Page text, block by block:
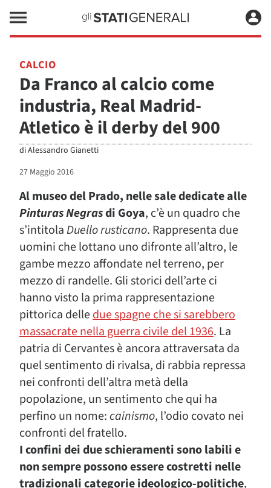
CALCIO
Da Franco al calcio come
industria, Real Madrid-
Atletico è il derby del 900
diAlessandro Gianetti
27 Maggio 2016
Al museo del Prado, nelle sale dedicate alle
Pinturas Negrasdi Goya, c’è un quadro che
s’intitolaDuello rusticano. Rappresenta due
uomini che lottano uno difronte all’altro, le
gambe mezzo affondate nel terreno, per
mezzo di randelle. Gli storici dell’arte ci
hanno visto la prima rappresentazione
pittorica delledue spagne che si sarebbero
massacrate nella guerra civile del 1936. La
patria di Cervantes è ancora attraversata da
quel sentimento di rivalsa, di rabbia repressa
nei confronti dell’altra metà della
popolazione, un sentimento che qui ha
perfino un nome:cainismo, l’odio covato nei
confronti del fratello.
I confini dei due schieramenti sono labili e
non sempre possono essere costretti nelle
tradizionali categorie ideologico-politiche,